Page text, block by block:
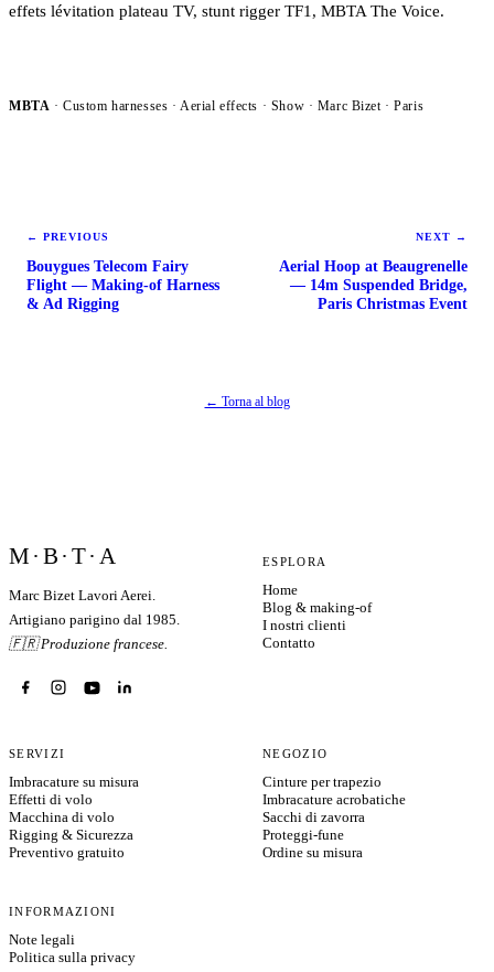
effets lévitation plateau TV, stunt rigger TF1, MBTA The Voice.
MBTA · Custom harnesses · Aerial effects · Show · Marc Bizet · Paris
←PREVIOUS
Bouygues Telecom Fairy
Flight — Making-of Harness
& Ad Rigging
NEXT →
Aerial Hoop at Beaugrenelle
— 14m Suspended Bridge,
Paris Christmas Event
← Torna al blog
M·B·T·A
Marc Bizet Lavori Aerei.
Artigiano parigino dal 1985.
🇫🇷 Produzione francese.
ESPLORA
Home
Blog & making-of
I nostri clienti
Contatto
SERVIZI
Imbracature su misura
Effetti di volo
Macchina di volo
Rigging & Sicurezza
Preventivo gratuito
NEGOZIO
Cinture per trapezio
Imbracature acrobatiche
Sacchi di zavorra
Proteggi-fune
Ordine su misura
INFORMAZIONI
Note legali
Politica sulla privacy